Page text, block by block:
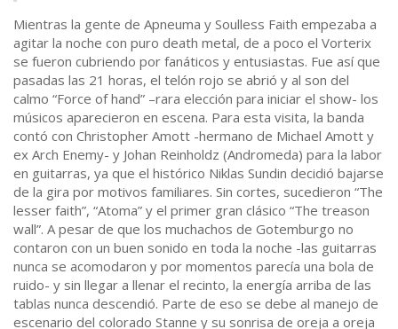
Mientras la gente de Apneuma y Soulless Faith empezaba a
agitar la noche con puro death metal, de a poco el Vorterix
se fueron cubriendo por fanáticos y entusiastas. Fue así que
pasadas las 21 horas, el telón rojo se abrió y al son del
calmo “Force of hand” –rara elección para iniciar el show- los
músicos aparecieron en escena. Para esta visita, la banda
contó con Christopher Amott -hermano de Michael Amott y
ex Arch Enemy- y Johan Reinholdz (Andromeda) para la labor
en guitarras, ya que el histórico Niklas Sundin decidió bajarse
de la gira por motivos familiares. Sin cortes, sucedieron “The
lesser faith”, “Atoma” y el primer gran clásico “The treason
wall”. A pesar de que los muchachos de Gotemburgo no
contaron con un buen sonido en toda la noche -las guitarras
nunca se acomodaron y por momentos parecía una bola de
ruido- y sin llegar a llenar el recinto, la energía arriba de las
tablas nunca descendió. Parte de eso se debe al manejo de
escenario del colorado Stanne y su sonrisa de oreja a oreja